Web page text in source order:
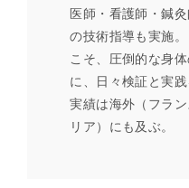
医師・看護師・鍼
の技術指導も実施
こそ、圧倒的な身
に、日々検証と実
実績は海外（フラ
リア）にも及ぶ。